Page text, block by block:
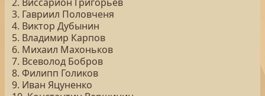
3. Гавриил Половченя
4. Виктор Дубынин
5. Владимир Карпов
6. Михаил Махоньков
7. Всеволод Бобров
8. Филипп Голиков
9. Иван Яцуненко